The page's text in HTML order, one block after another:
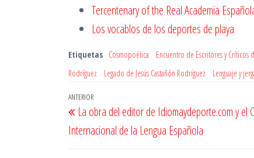
Tercentenary of the Real Academia
Los vocablos de los deportes de playa
Etiquetas Cosmopoética Encuentro de Escritores y Críticos
Rodríguez
Legado de Jesús Castañón Rodríguez Lenguaje y
Navegación
de
entradas
Entrada
anterior
ANTERIOR
La obra del editor de Idiomaydeporte.com y el
Internacional de la Lengua Española